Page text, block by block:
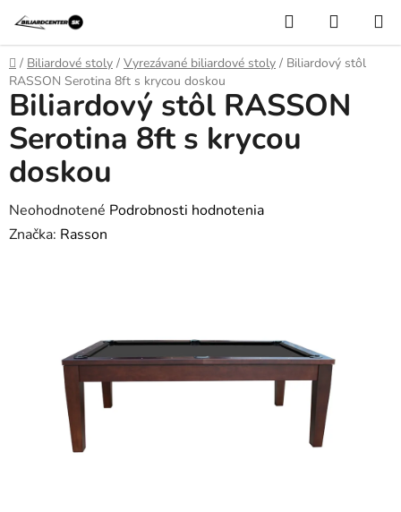
obsah
Hľadať
KOŠÍK
Domov
/ Biliardové stoly / Vyrezávané biliardové stoly / Biliardový stôl
RASSON Serotina 8ft s krycou doskou
Biliardový stôl RASSON
Serotina 8ft s krycou
doskou
Priemerné
hodnotenie
hviezdičiek.
Neohodnotené Podrobnosti hodnotenia
Značka: Rasson